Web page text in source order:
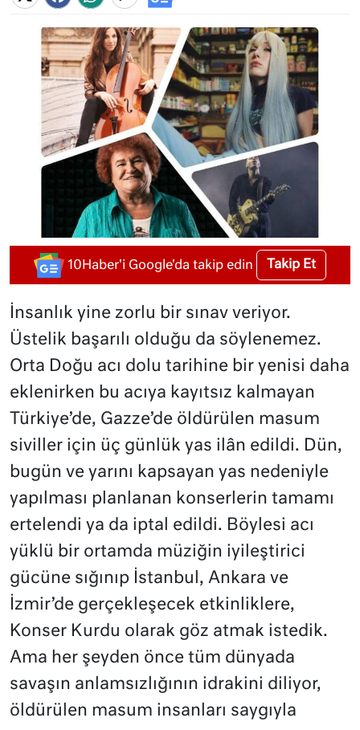
10Haber'i Google'da takip edin Takip Et
İnsanlık yine zorlu bir sınav veriyor.
Üstelik başarılı olduğu da söylenemez.
Orta Doğu acı dolu tarihine bir yenisi daha
eklenirken bu acıya kayıtsız kalmayan
Türkiye’de, Gazze’de öldürülen masum
siviller için üç günlük yas ilân edildi. Dün,
bugün ve yarını kapsayan yas nedeniyle
yapılması planlanan konserlerin tamamı
ertelendi ya da iptal edildi. Böylesi acı
yüklü bir ortamda müziğin iyileştirici
gücüne sığınıp İstanbul, Ankara ve
İzmir’de gerçekleşecek etkinliklere,
Konser Kurdu olarak göz atmak istedik.
Ama her şeyden önce tüm dünyada
savaşın anlamsızlığının idrakini diliyor,
öldürülen masum insanları saygıyla